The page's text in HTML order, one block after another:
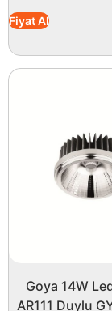
Fiyat Al
Goya 14W
AR111 Duylu